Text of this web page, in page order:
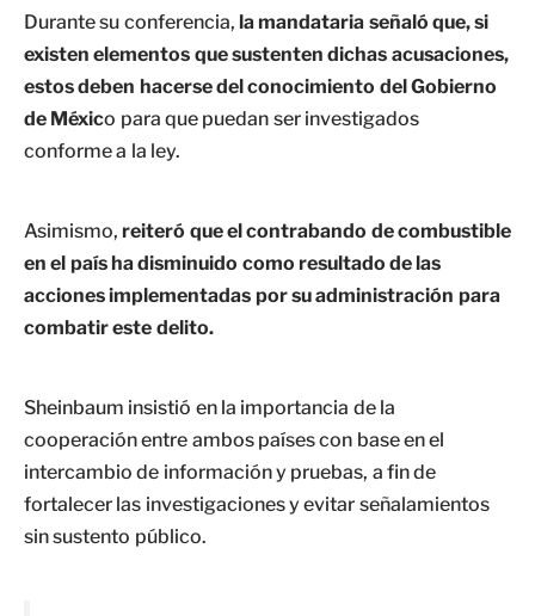
Durante su conferencia, la mandataria señaló que, si
existen elementos que sustenten dichas acusaciones,
estos deben hacerse del conocimiento del Gobierno
de México para que puedan ser investigados
conforme a la ley.
Asimismo,reiteró que el contrabando de combustible
en el país ha disminuido como resultado de las
acciones implementadas por su administración para
combatir este delito.
Sheinbaum insistió en la importancia de la
cooperación entre ambos países con base en el
intercambio de información y pruebas, a fin de
fortalecer las investigaciones y evitar señalamientos
sin sustento público.